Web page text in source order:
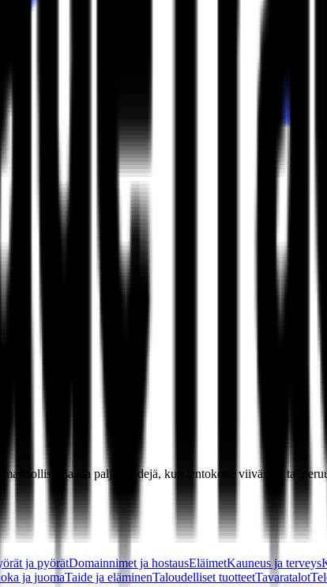
saada paljon liidejä, kun lentokone viivästyy tai
ja pyörätDomainnimet ja hostausEläimetKauneus ja terveys
ja juomaTaide ja eläminenTaloudelliset tuotteetTavaratalot